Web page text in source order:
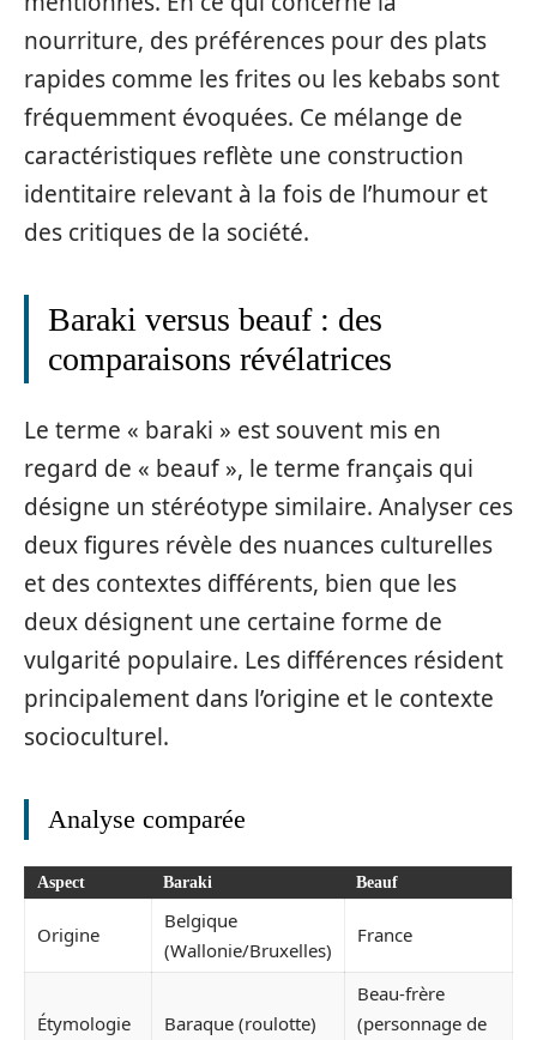
nourriture, des préférences pour des plats
rapides comme les frites ou les kebabs sont
fréquemment évoquées. Ce mélange de
caractéristiques reflète une construction
identitaire relevant à la fois de l’humour et
des critiques de la société.
Baraki versus beauf : des
comparaisons révélatrices
Le terme « baraki » est souvent mis en
regard de « beauf », le terme français qui
désigne un stéréotype similaire. Analyser ces
deux figures révèle des nuances culturelles
et des contextes différents, bien que les
deux désignent une certaine forme de
vulgarité populaire. Les différences résident
principalement dans l’origine et le contexte
socioculturel.
Analyse comparée
Aspect Baraki Beauf
Origine
Belgique
(Wallonie/Bruxelles)
France
Étymologie Baraque (roulotte)
Beau-frère
(personnage de